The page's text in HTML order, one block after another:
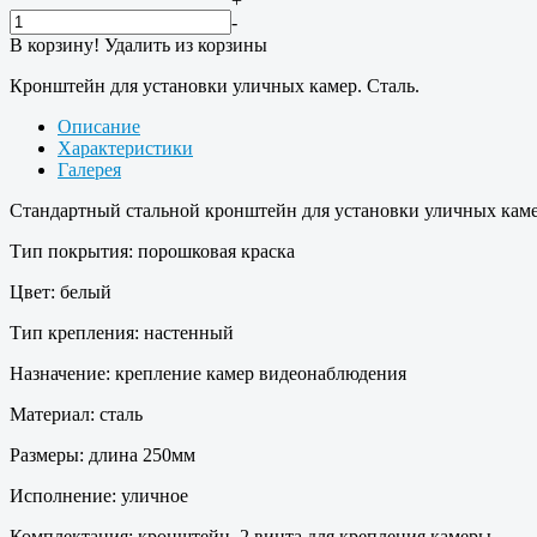
-
В корзину! Удалить из корзины
Кронштейн для установки уличных камер. Сталь.
Описание
Характеристики
Галерея
Стандартный стальной кронштейн для установки уличных
Тип покрытия: порошковая краска
Цвет: белый
Тип крепления: настенный
Назначение: крепление камер видеонаблюдения
Материал: сталь
Размеры: длина 250мм
Исполнение: уличное